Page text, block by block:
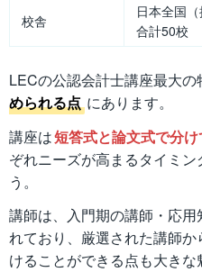
校舎
日本全国（
合計50校
LECの公認会計士講座最大の
められる点 にあります。
講座は短答式と論文式で分
ぞれニーズが高まるタイミ
う。
講師は、入門期の講師・応
れており、厳選された講師
けることができる点も大きな